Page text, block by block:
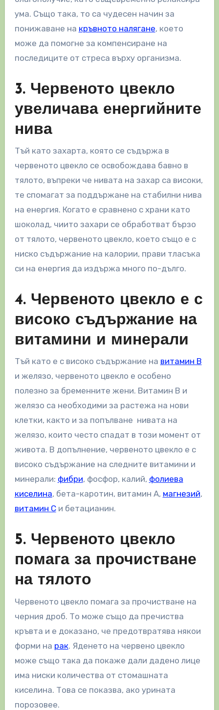
ума. Също така, то са чудесен начин за
понижаване на кръвното налягане, което
може да помогне за компенсиране на
последиците от стреса върху организма.
3. Червеното цвекло
увеличава енергийните
нива
Тъй като захарта, която се съдържа в
червеното цвекло се освобождава бавно в
тялото, въпреки че нивата на захар са високи,
те спомагат за поддържане на стабилни нива
на енергия. Когато е сравнено с храни като
шоколад, чиито захари се обработват бързо
от тялото, червеното цвекло, което също е с
ниско съдържание на калории, прави тласъка
си на енергия да издържа много по-дълго.
4. Червеното цвекло е с
високо съдържание на
витамини и минерали
Тъй като е с високо съдържание на витамин B
и желязо, червеното цвекло е особено
полезно за бременните жени. Витамин B и
желязо са необходими за растежа на нови
клетки, както и за попълване нивата на
желязо, които често спадат в този момент от
живота. В допълнение, червеното цвекло е с
високо съдържание на следните витамини и
минерали: фибри, фосфор, калий, фолиева
киселина, бета-каротин, витамин А, магнезий,
витамин Си бетацианин.
5. Червеното цвекло
помага за прочистване
на тялото
Червеното цвекло помага за прочистване на
черния дроб. То може също да пречиства
кръвта и е доказано, че предотвратява някои
форми на рак. Яденето на червено цвекло
може също така да покаже дали дадено лице
има ниски количества от стомашната
киселина. Това се показва, ако урината
порозовее.